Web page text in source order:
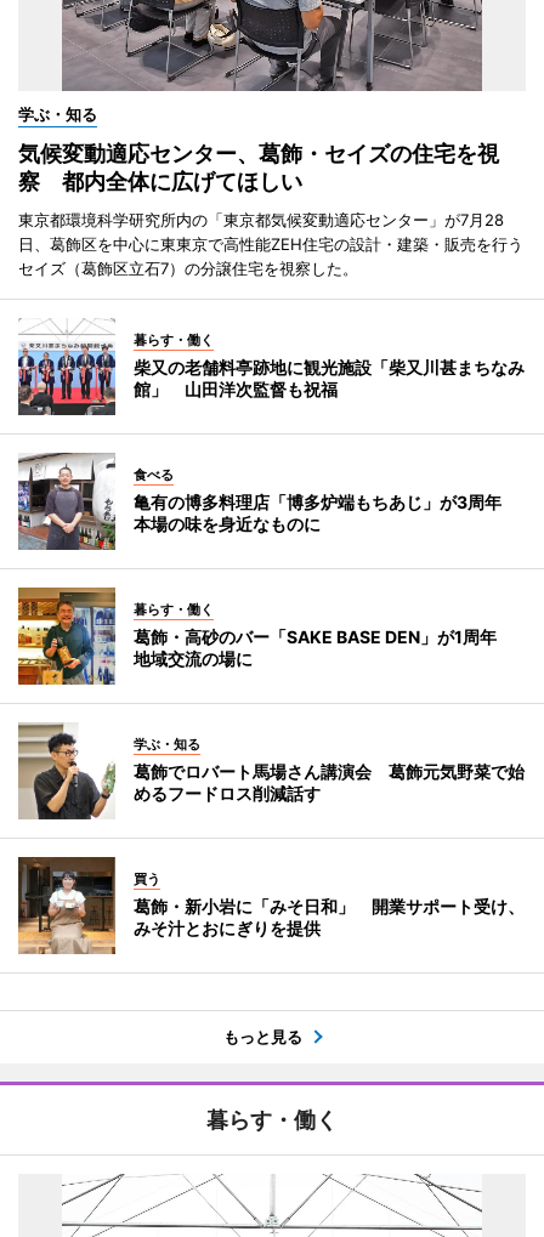
学ぶ・知る
気候変動適応センター、葛飾・セイズの住宅を視
察 都内全体に広げてほしい
東京都環境科学研究所内の「東京都気候変動適応センター」が7月28
日、葛飾区を中心に東東京で高性能ZEH住宅の設計・建築・販売を行う
セイズ（葛飾区立石7）の分譲住宅を視察した。
暮らす・働く
柴又の老舗料亭跡地に観光施設「柴又川甚まちなみ
館」 山田洋次監督も祝福
食べる
亀有の博多料理店「博多炉端もちあじ」が3周年
本場の味を身近なものに
暮らす・働く
葛飾・高砂のバー「SAKE BASE DEN」が1周年
地域交流の場に
学ぶ・知る
葛飾でロバート馬場さん講演会 葛飾元気野菜で始
めるフードロス削減話す
買う
葛飾・新小岩に「みそ日和」 開業サポート受け、
みそ汁とおにぎりを提供
もっと見る
暮らす・働く